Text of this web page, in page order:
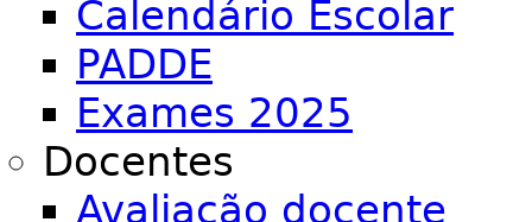
Calendário Escolar
PADDE
Exames 2025
Docentes
Avaliação docente